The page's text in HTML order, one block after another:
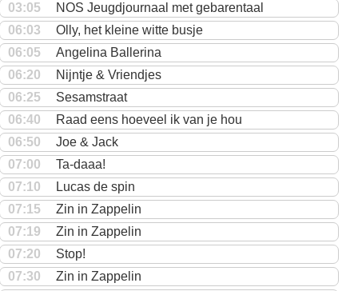
03:05
NOS Jeugdjournaal met gebarentaal
06:03
Olly, het kleine witte busje
06:05
Angelina Ballerina
06:20
Nijntje & Vriendjes
06:25
Sesamstraat
06:40
Raad eens hoeveel ik van je hou
06:50
Joe & Jack
07:00
Ta-daaa!
07:10
Lucas de spin
07:15
Zin in Zappelin
07:19
Zin in Zappelin
07:20
Stop!
07:30
Zin in Zappelin